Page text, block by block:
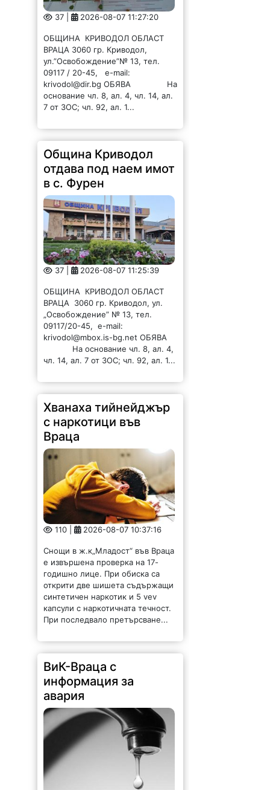
37 | 2026-08-07 11:27:20
ОБЩИНА КРИВОДОЛ ОБЛАСТ
ВРАЦА 3060 гр. Криводол,
ул.”Освобождение”№ 13, тел.
09117 / 20-45, e-mail:
krivodol@dir.bg ОБЯВА На
основание чл. 8, ал. 4, чл. 14, ал.
7 от ЗОС; чл. 92, ал. 1...
Община Криводол
отдава под наем имот
в с. Фурен
37 | 2026-08-07 11:25:39
ОБЩИНА КРИВОДОЛ ОБЛАСТ
ВРАЦА 3060 гр. Криводол, ул.
„Освобождение” № 13, тел.
09117/20-45, e-mail:
krivodol@mbox.is-bg.net ОБЯВА
На основание чл. 8, ал. 4,
чл. 14, ал. 7 от ЗОС; чл. 92, ал. 1...
Хванаха тийнейджър
с наркотици във
Враца
110 | 2026-08-07 10:37:16
Снощи в ж.к„Младост“ във Враца
е извършена проверка на 17-
годишно лице. При обиска са
открити две шишета съдържащи
синтетичен наркотик и 5 vev
капсули с наркотичната течност.
При последвало претърсване...
ВиК-Враца с
информация за
авария